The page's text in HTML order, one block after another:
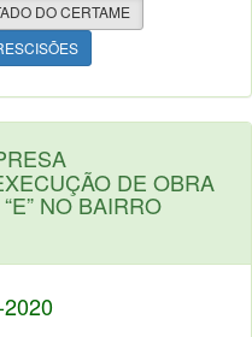
DO CERTAME
DE OBRA
NO BAIRRO